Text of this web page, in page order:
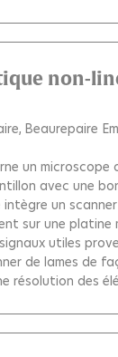
non-
Beaurepaire
un
avec une
un
sur une
utiles
de lames de
résolution des